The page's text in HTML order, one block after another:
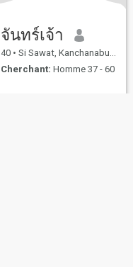
จันทร์เจ้า
40 • Si Sawat, Kanchanaburi, Thailande
Cherchant: Homme 37 - 60